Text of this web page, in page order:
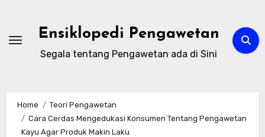
content
Ensiklopedi Pengawetan
Segala tentang Pengawetan ada di Sini
Home
Teori Pengawetan
Cara Cerdas Mengedukasi Konsumen Tentang Pengawetan
Kayu Agar Produk Makin Laku